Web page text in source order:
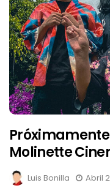
Próximamente
Molinette
Luis Bonilla Abril